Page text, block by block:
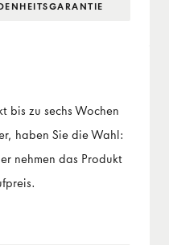
bis zu sechs Wochen
haben Sie die Wahl:
nehmen das Produkt